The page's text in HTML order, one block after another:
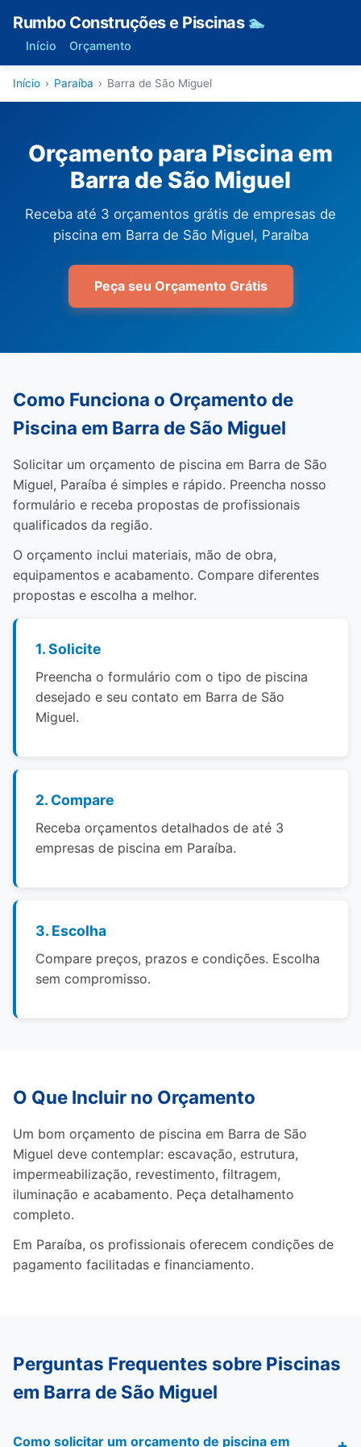
Rumbo Construções e Piscinas 🏊
Início Orçamento
Início › Paraíba › Barra de São Miguel
Orçamento para Piscina em
Barra de São Miguel
Receba até 3 orçamentos grátis de empresas de
piscina em Barra de São Miguel, Paraíba
Peça seu Orçamento Grátis
Como Funciona o Orçamento de
Piscina em Barra de São Miguel
Solicitar um orçamento de piscina em Barra de São
Miguel, Paraíba é simples e rápido. Preencha nosso
formulário e receba propostas de profissionais
qualificados da região.
O orçamento inclui materiais, mão de obra,
equipamentos e acabamento. Compare diferentes
propostas e escolha a melhor.
1. Solicite
Preencha o formulário com o tipo de piscina
desejado e seu contato em Barra de São
Miguel.
2. Compare
Receba orçamentos detalhados de até 3
empresas de piscina em Paraíba.
3. Escolha
Compare preços, prazos e condições. Escolha
sem compromisso.
O Que Incluir no Orçamento
Um bom orçamento de piscina em Barra de São
Miguel deve contemplar: escavação, estrutura,
impermeabilização, revestimento, filtragem,
iluminação e acabamento. Peça detalhamento
completo.
Em Paraíba, os profissionais oferecem condições de
pagamento facilitadas e financiamento.
Perguntas Frequentes sobre Piscinas
em Barra de São Miguel
Como solicitar um orçamento de piscina em